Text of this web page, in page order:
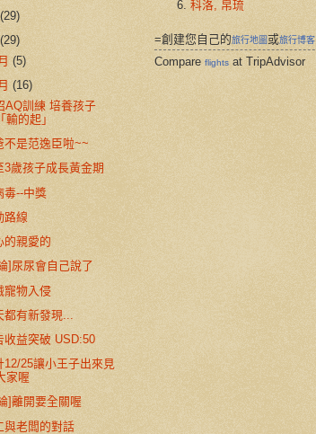
科洛, 帛琉
=創建您自己的旅行地圖或旅行博客
Compare flights at TripAdvisor
(29)
(29)
(5)
(16)
AQ訓練 培養孩子
「輸的起」
不是范逸臣啦~~
3歲孩子成長黃金期
毒--中獎
路線
的親愛的
]尿尿會自己說了
寵物入侵
都有新發現...
收益突破 USD:50
12/25讓小王子出來見
家喔
]離開要全關喔
與老闆的對話